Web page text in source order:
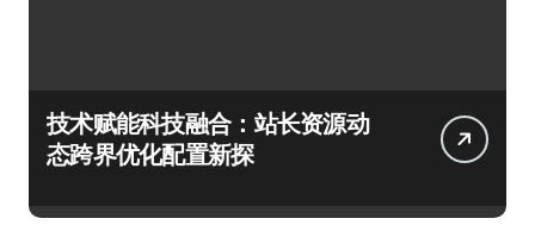
技术赋能科技融合：站长资源动
态跨界优化配置新探